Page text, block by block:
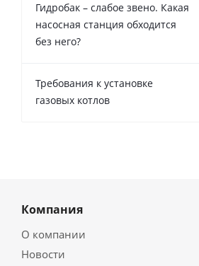
Гидробак – слабое звено. Какая
насосная станция обходится
без него?
Требования к установке
газовых котлов
Компания
О компании
Новости